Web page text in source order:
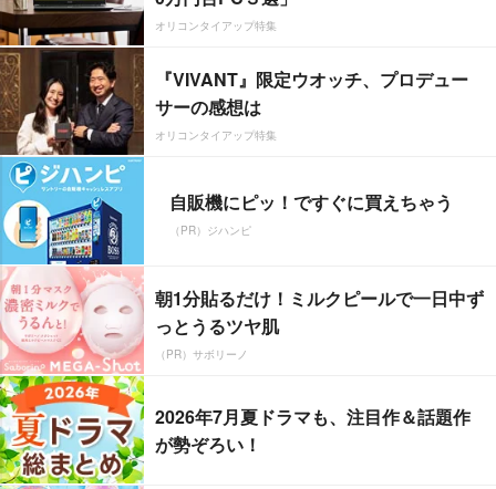
オリコンタイアップ特集
『VIVANT』限定ウオッチ、プロデュー
サーの感想は
オリコンタイアップ特集
自販機にピッ！ですぐに買えちゃう
（PR）ジハンピ
朝1分貼るだけ！ミルクピールで一日中ず
っとうるツヤ肌
（PR）サボリーノ
2026年7月夏ドラマも、注目作＆話題作
が勢ぞろい！